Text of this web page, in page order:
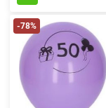
-78%